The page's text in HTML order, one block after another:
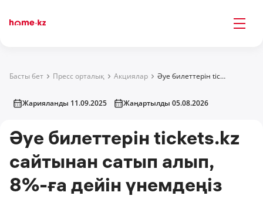
Басты бет Пресс орталық Акциялар Әуе билеттерін tickets.kz сайтынан сатып алып, 8%-ға дейін үнемдеңіз
Жарияланды 11.09.2025 Жаңартылды 05.08.2026
Әуе билеттерін tickets.kz
сайтынан сатып алып,
8%-ға дейін үнемдеңіз